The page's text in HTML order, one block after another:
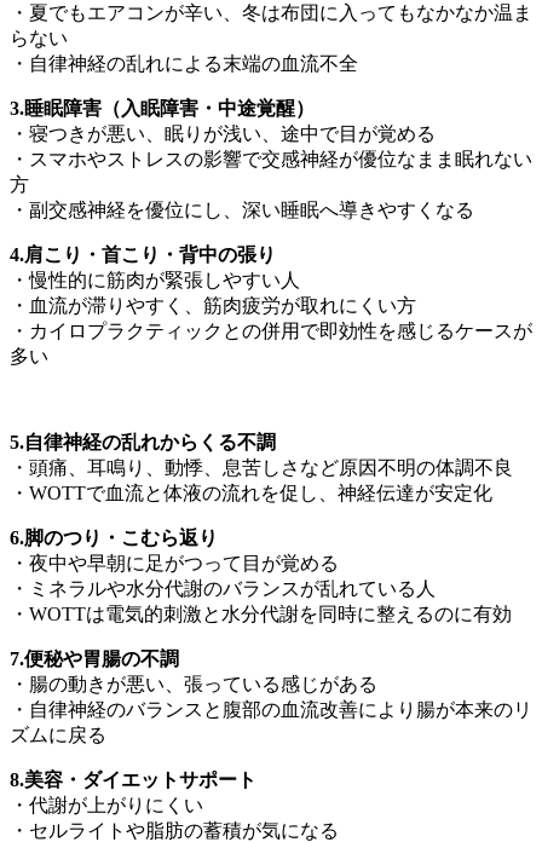
・夏でもエアコンが辛い、冬は布団に入ってもなかなか温ま
らない
・自律神経の乱れによる末端の血流不全
3.睡眠障害（入眠障害・中途覚醒）
・寝つきが悪い、眠りが浅い、途中で目が覚める
・スマホやストレスの影響で交感神経が優位なまま眠れない
方
・副交感神経を優位にし、深い睡眠へ導きやすくなる
4.肩こり・首こり・背中の張り
・慢性的に筋肉が緊張しやすい人
・血流が滞りやすく、筋肉疲労が取れにくい方
・カイロプラクティックとの併用で即効性を感じるケースが
多い
5.自律神経の乱れからくる不調
・頭痛、耳鳴り、動悸、息苦しさなど原因不明の体調不良
・WOTTで血流と体液の流れを促し、神経伝達が安定化
6.脚のつり・こむら返り
・夜中や早朝に足がつって目が覚める
・ミネラルや水分代謝のバランスが乱れている人
・WOTTは電気的刺激と水分代謝を同時に整えるのに有効
7.便秘や胃腸の不調
・腸の動きが悪い、張っている感じがある
・自律神経のバランスと腹部の血流改善により腸が本来のリ
ズムに戻る
8.美容・ダイエットサポート
・代謝が上がりにくい
・セルライトや脂肪の蓄積が気になる